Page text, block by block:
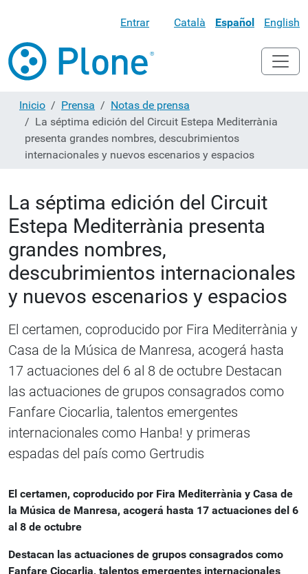
Entrar Català Español English
Inicio Prensa
Notas de prensa
La séptima edición del Circuit Estepa Mediterrània
presenta grandes nombres, descubrimientos
internacionales y nuevos escenarios y espacios
La séptima edición del Circuit
Estepa Mediterrània presenta
grandes nombres,
descubrimientos internacionales
y nuevos escenarios y espacios
El certamen, coproducido por Fira Mediterrània y
Casa de la Música de Manresa, acogerá hasta
17 actuaciones del 6 al 8 de octubre Destacan
las actuaciones de grupos consagrados como
Fanfare Ciocarlia, talentos emergentes
internacionales como Hanba! y primeras
espadas del país como Gertrudis
El certamen, coproducido por Fira Mediterrània y Casa de
la Música de Manresa, acogerá hasta 17 actuaciones del 6
al 8 de octubre
Destacan las actuaciones de grupos consagrados como
Fanfare Ciocarlia, talentos emergentes internacionales